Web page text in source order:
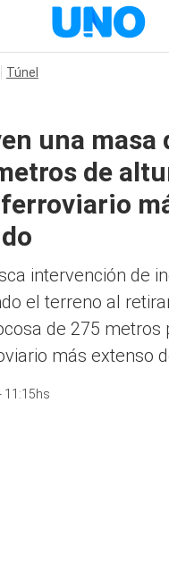
Túnel
una masa
de
intervención de
el terreno al
de 275 metros
más extenso
11:15hs